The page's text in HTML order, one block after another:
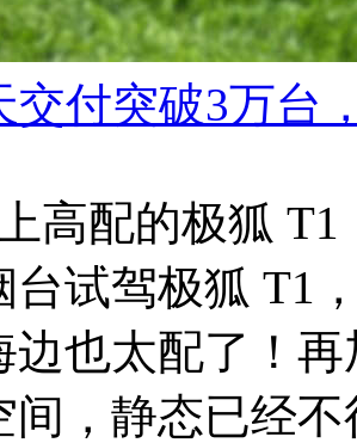
交付突破3万
高配的极狐
台试驾极狐 T1
边也太配了！
间，静态已经